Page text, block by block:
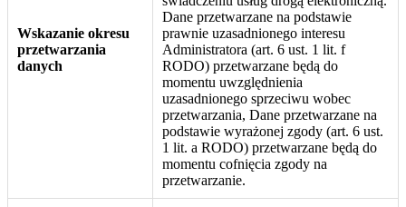
Wskazanie okresu
przetwarzania
danych
Dane przetwarzane na podstawie
prawnie uzasadnionego interesu
Administratora (art. 6 ust. 1 lit. f
RODO) przetwarzane będą do
momentu uwzględnienia
uzasadnionego sprzeciwu wobec
przetwarzania, Dane przetwarzane na
podstawie wyrażonej zgody (art. 6 ust.
1 lit. a RODO) przetwarzane będą do
momentu cofnięcia zgody na
przetwarzanie.